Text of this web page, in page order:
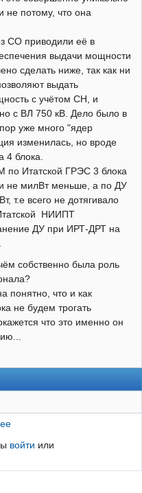
не потому, что она
СО приводили её в
выдачи мощности
сделать ниже, так как ни
выдать
с учётом СН, и
с ВЛ 750 кВ. Дело было в
уже много "ядер
изменилась, но вроде
блока.
Итатской ГРЭС 3 блока
не милВт меньше, а по ДУ
т.е всего не дотягивало
НИИПТ
ДУ при ИРТ-ДРТ на
собственно была роль
понятно, что и как
не будем трогать
что это именно он
войти или